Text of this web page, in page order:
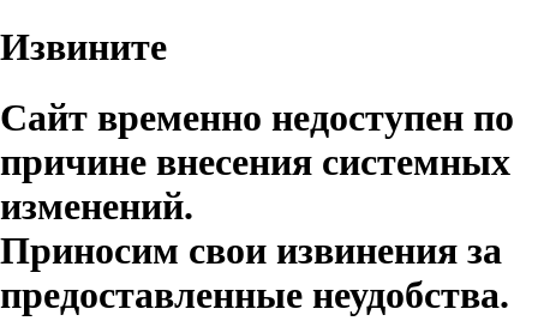
Извините
Сайт временно недоступен по
причине внесения системных
изменений.
Приносим свои извинения за
предоставленные неудобства.